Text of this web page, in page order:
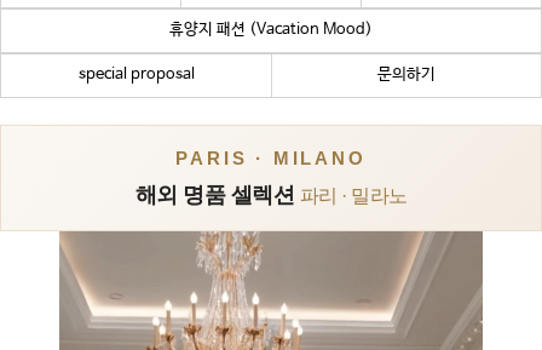
휴양지 패션 (Vacation Mood)
special proposal 문의하기
PARIS · MILANO
해외 명품 셀렉션 파리 · 밀라노